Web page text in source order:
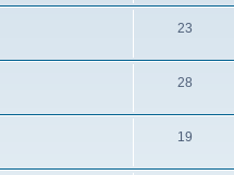
23
28
19